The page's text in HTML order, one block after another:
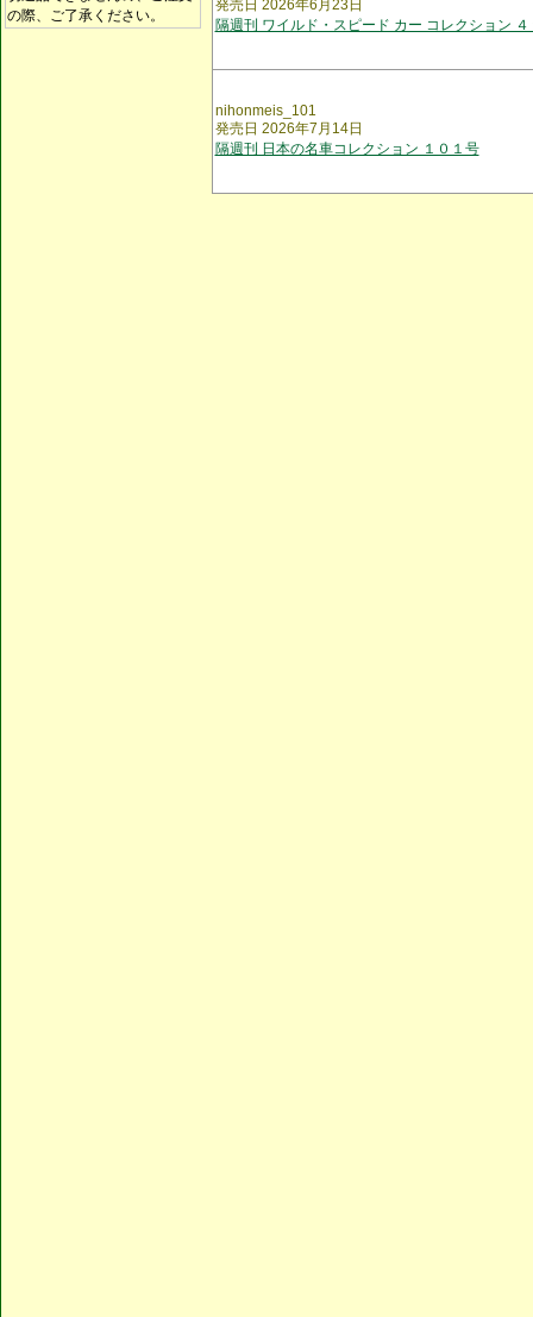
の際、ご了承ください。
発売日 2026年6月23日
隔週刊 ワイルド・スピード カー コレクション ４
nihonmeis_101
発売日 2026年7月14日
隔週刊 日本の名車コレクション １０１号